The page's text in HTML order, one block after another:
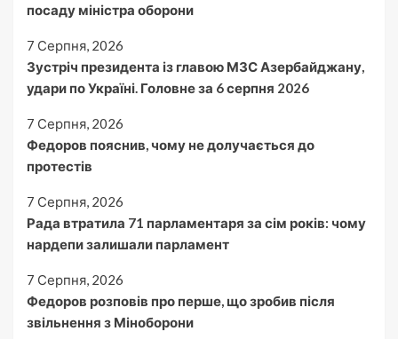
посаду міністра оборони
7 Серпня, 2026
Зустріч президента із главою МЗС Азербайджану,
удари по Україні. Головне за 6 серпня 2026
7 Серпня, 2026
Федоров пояснив, чому не долучається до
протестів
7 Серпня, 2026
Рада втратила 71 парламентаря за сім років: чому
нардепи залишали парламент
7 Серпня, 2026
Федоров розповів про перше, що зробив після
звільнення з Міноборони